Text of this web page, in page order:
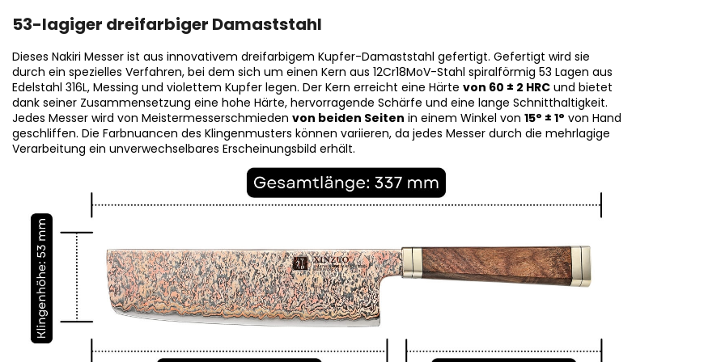
53-lagiger dreifarbiger Damaststahl
Dieses Nakiri Messer ist aus innovativem dreifarbigem Kupfer-Damaststahl gefertigt. Gefertigt wird sie
durch ein spezielles Verfahren, bei dem sich um einen Kern aus 12Cr18MoV-Stahl spiralförmig 53 Lagen aus
Edelstahl 316L, Messing und violettem Kupfer legen. Der Kern erreicht eine Härte von 60 ± 2 HRC und bietet
dank seiner Zusammensetzung eine hohe Härte, hervorragende Schärfe und eine lange Schnitthaltigkeit.
Jedes Messer wird von Meistermesserschmieden von beiden Seiten in einem Winkel von 15° ± 1° von Hand
geschliffen. Die Farbnuancen des Klingenmusters können variieren, da jedes Messer durch die mehrlagige
Verarbeitung ein unverwechselbares Erscheinungsbild erhält.